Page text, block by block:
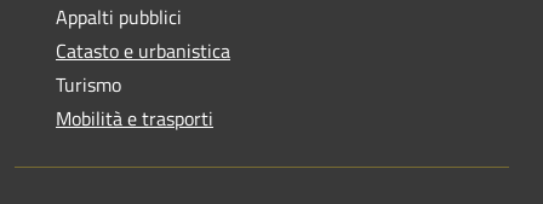
Appalti pubblici
Catasto e urbanistica
Turismo
Mobilità e trasporti